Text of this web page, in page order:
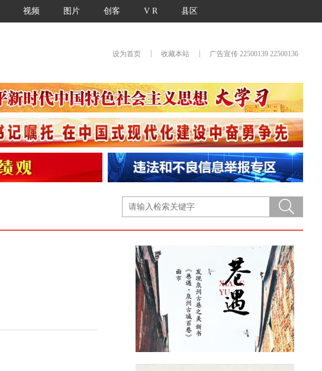
视频 图片 创客 V R 县区
设为首页 收藏本站 广告宣传 22500139 22500136